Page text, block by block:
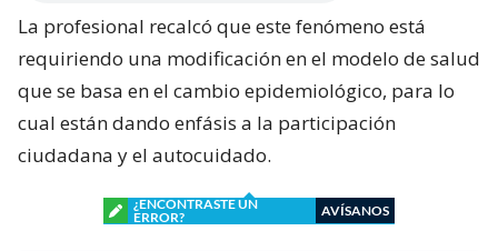
La profesional recalcó que este fenómeno está
requiriendo una modificación en el modelo de salud
que se basa en el cambio epidemiológico, para lo
cual están dando enfásis a la participación
ciudadana y el autocuidado.
¿ENCONTRASTE UN
ERROR?
AVÍSANOS